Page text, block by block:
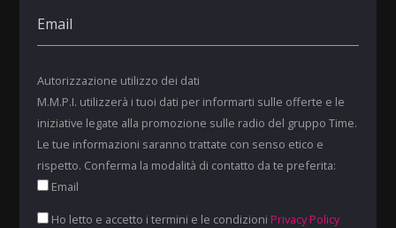
Autorizzazione utilizzo dei dati
M.M.P.I. utilizzerà i tuoi dati per informarti sulle offerte e le
iniziative legate alla promozione sulle radio del gruppo Time.
Le tue informazioni saranno trattate con senso etico e
rispetto. Conferma la modalità di contatto da te preferita:
Email
Ho letto e accetto i termini e le condizioni Privacy Policy